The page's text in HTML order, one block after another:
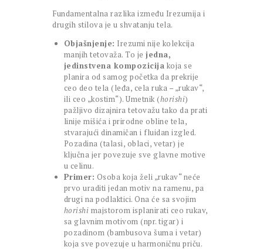
Fundamentalna razlika između Irezumija i
drugih stilova je u shvatanju tela.
Objašnjenje: Irezumi nije kolekcija
manjih tetovaža. To je jedna,
jedinstvena kompozicija koja se
planira od samog početka da prekrije
ceo deo tela (leđa, cela ruka – „rukav“,
ili ceo „kostim“). Umetnik (horishi)
pažljivo dizajnira tetovažu tako da prati
linije mišića i prirodne obline tela,
stvarajući dinamičan i fluidan izgled.
Pozadina (talasi, oblaci, vetar) je
ključna jer povezuje sve glavne motive
u celinu.
Primer: Osoba koja želi „rukav“ neće
prvo uraditi jedan motiv na ramenu, pa
drugi na podlaktici. Ona će sa svojim
horishi majstorom isplanirati ceo rukav,
sa glavnim motivom (npr. tigar) i
pozadinom (bambusova šuma i vetar)
koja sve povezuje u harmoničnu priču.